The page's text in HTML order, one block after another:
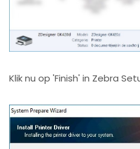
Klik nu op 'Finish' in Zebra